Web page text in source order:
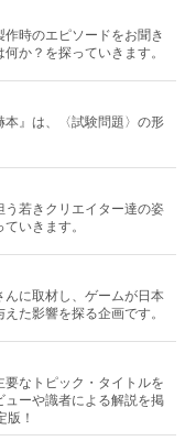
時のエピソードをお聞き
か？を探っていきます。
本』は、〈試験問題〉の形
う若きクリエイター達の姿
いきます。
に取材し、ゲームが日本
た影響を探る企画です。
なトピック・タイトルを
ーや識者による解説を掲
！